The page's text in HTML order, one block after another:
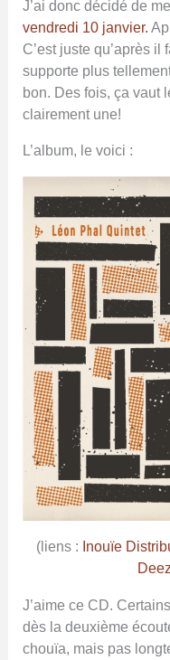
J’ai donc décidé de
vendredi 10 janvier.
C’est juste qu’après il
supporte plus
bon. Des fois, ça vaut
clairement une!
L’album, le voici :
(liens : Inouïe
J’aime ce CD.
dès la deuxième
chouïa, mais pas